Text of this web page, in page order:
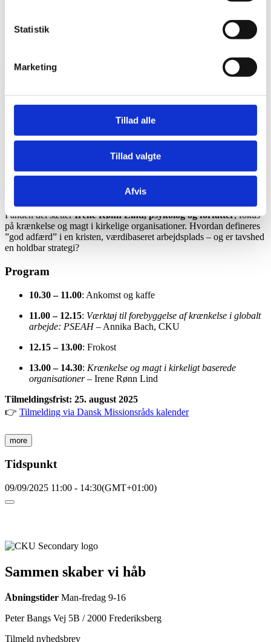
Statistik
Marketing
Tillad alle
Tillad valgte
Afvis
Tid og sted:9. september, 13-16, Pinsestuen, Peter Bangsvej 5B,
København
magtforholdi kirkelige og internationale sammenhænge.
Annika Bach, seniorrådgiver i CKU
værktøjetProtection from Sexual Exploitation, Abuse and
I anden del sætterIrene Rønn Lind, psykolog og forfatter, fokus
på krænkelse og magt i kirkelige organisationer. Hvordan defineres
”god adfærd” i en kristen, værdibaseret arbejdsplads – og er tavshed
en holdbar strategi?
Program
10.30 – 11.00: Ankomst og kaffe
11.00 – 12.15: Værktøj til forebyggelse af krænkelse i globalt
arbejde: PSEAH– Annika Bach, CKU
12.15 – 13.00: Frokost
13.00 – 14.30: Krænkelse og magt i kirkeligt baserede
organisationer– Irene Rønn Lind
Tilmeldingsfrist: 25. august 2025
👉 Tilmelding via Dansk Missionsråds kalender
more
Tidspunkt
09/09/2025 11:00 - 14:30(GMT+01:00)
Sammen skaber vi håb
Åbningstider Man-fredag 9-16
Peter Bangs Vej 5B / 2000 Frederiksberg
Tilmeld nyhedsbrev